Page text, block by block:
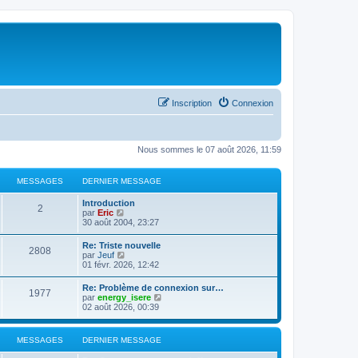
Connexion
Inscription
Nous sommes le 07 août 2026, 11:59
MESSAGES DERNIER MESSAGE
2
Introduction
par Eric
o
u
l
t
e
r
l
e
d
e
r
n
i
30 août 2004, 23:27
2808
Re: Triste nouvelle
par Jeuf
o
u
l
t
e
r
l
e
01 févr. 2026, 12:42
1977
Re: Problème de connexion sur…
par energy_isere
s
t
02 août 2026, 00:39
MESSAGES DERNIER MESSAGE